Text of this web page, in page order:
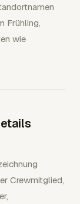
Frühling,
wie
Crewmitglied,